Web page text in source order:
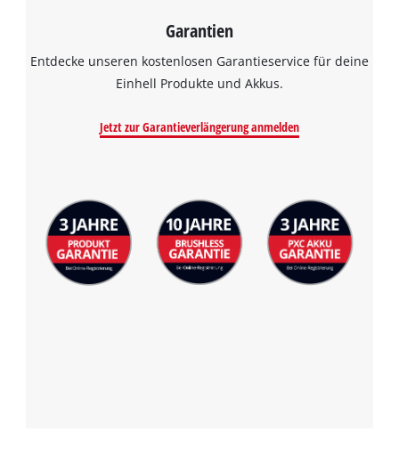
the site with their CMP to add this content
Powered by
Usercentrics Consent
Garantien
Entdecke unseren kostenlosen Garantieservice für deine
Einhell Produkte und Akkus.
Jetzt zur Garantieverlängerung anmelden